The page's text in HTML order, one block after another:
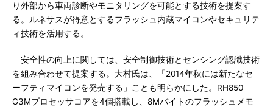
り外部から車両診断やモニタリングを可能とする技術を提案す
る。ルネサスが得意とするフラッシュ内蔵マイコンやセキュリテ
ィ技術を活用する。
安全性の向上に関しては、安全制御技術とセンシング認識技術
を組み合わせて提案する。大村氏は、「2014年秋には新たなセ
ーフティマイコンを発売する」ことも明らかにした。RH850
G3Mプロセッサコアを4個搭載し、8Mバイトのフラッシュメモ